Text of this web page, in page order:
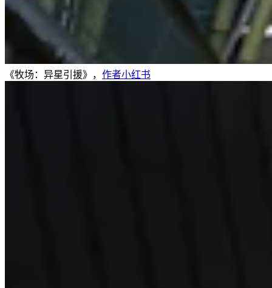
《牧场：异星引援》， 作者小红书